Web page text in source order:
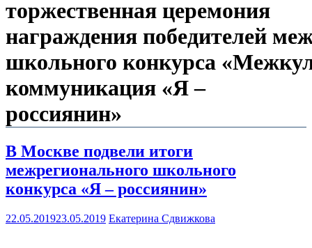
торжественная церемония
награждения победителей
школьного конкурса
коммуникация «Я –
россиянин»
В Москве подвели итоги
межрегионального школьного
конкурса «Я – россиянин»
22.05.201923.05.2019 Екатерина Сдвижкова